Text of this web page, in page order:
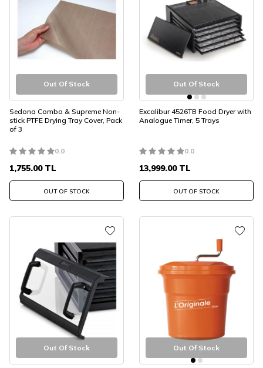
Out Of Stock
Sedona Combo & Supreme Non-
stick PTFE Drying Tray Cover, Pack
of 3
0.0
1,755.00TL
OUT OF STOCK
Out Of Stock
Excalibur 4526TB Food Dryer with
Analogue Timer, 5 Trays
0.0
13,999.00TL
OUT OF STOCK
Out Of Stock Out Of Stock